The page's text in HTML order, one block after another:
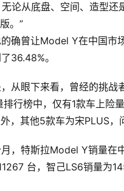
论从底盘、空间、造型
。”
确曾让Model Y在中国市
36.48%。
从眼下来看，曾经的挑
排行榜中，仅有1款车上
，其他5款车为宋PLUS
，特斯拉Model Y销量
台，智己LS6销量为